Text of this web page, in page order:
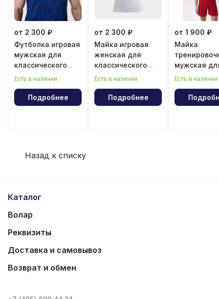
от 2 300 ₽
Футболка игровая
мужская для
классического
волейбола
Есть в наличии
Подробнее
от 2 300 ₽
Майка игровая
женская для
классического
волейбола "Год
Есть в наличии
Подробнее
от 1 900 ₽
Майка
мужская
Есть в наличии
Назад к списку
Каталог
Волар
Реквизиты
Доставка и самовывоз
Возврат и обмен